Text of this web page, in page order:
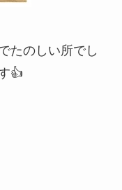
たのしい所でし
👍